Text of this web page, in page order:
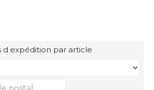
d expédition par article